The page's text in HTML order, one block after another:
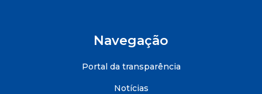
Navegação
Portal da transparência
Notícias